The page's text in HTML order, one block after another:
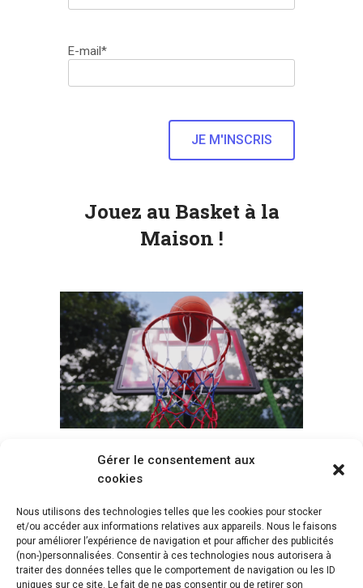
Gérer le consentement aux
cookies
Nous utilisons des technologies telles que les cookies pour stocker
et/ou accéder aux informations relatives aux appareils. Nous le faisons
pour améliorer l’expérience de navigation et pour afficher des publicités
(non-)personnalisées. Consentir à ces technologies nous autorisera à
traiter des données telles que le comportement de navigation ou les ID
uniques sur ce site. Le fait de ne pas consentir ou de retirer son
E-mail*
Jouez au Basket à la
Maison !
Voir tous les paniers